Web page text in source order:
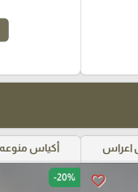
اعراس
favorite_border
أكياس
-20%